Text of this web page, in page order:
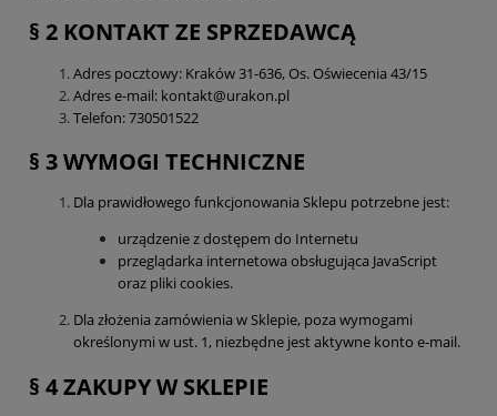
§ 2 KONTAKT ZE SPRZEDAWCĄ
Adres pocztowy: Kraków 31-636, Os. Oświecenia 43/15
Adres e-mail: kontakt@urakon.pl
Telefon: 730501522
§ 3 WYMOGI TECHNICZNE
Dla prawidłowego funkcjonowania Sklepu potrzebne jest:
urządzenie z dostępem do Internetu
przeglądarka internetowa obsługująca JavaScript
oraz pliki cookies.
Dla złożenia zamówienia w Sklepie, poza wymogami
określonymi w ust. 1, niezbędne jest aktywne konto e-mail.
§ 4 ZAKUPY W SKLEPIE